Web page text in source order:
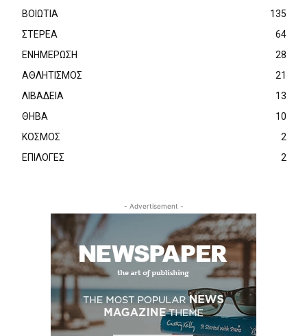
ΒΟΙΩΤΙΑ
135
ΣΤΕΡΕΑ
64
ΕΝΗΜΕΡΩΣΗ
28
ΑΘΛΗΤΙΣΜΟΣ
21
ΛΙΒΑΔΕΙΑ
13
ΘΗΒΑ
10
ΚΟΣΜΟΣ
2
ΕΠΙΛΟΓΕΣ
2
- Advertisement -